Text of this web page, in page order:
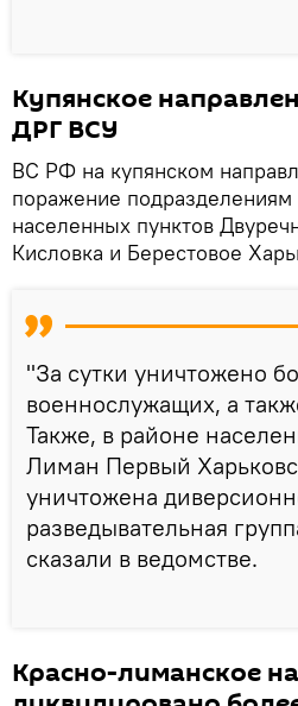
Купянское
ДРГ ВСУ
ВС РФ на купянском
поражение
населенных пунктов
Кисловка и Берестовое
"За сутки уничтожено
военнослужащих, а
Также, в районе
Лиман Первый
уничтожена
разведывательная
сказали в ведомстве.
Красно-лиманское